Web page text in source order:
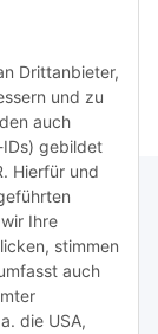
Drittanbieter,
und zu
auch
gebildet
Hierfür und
Ihre
stimmen
auch
die USA,